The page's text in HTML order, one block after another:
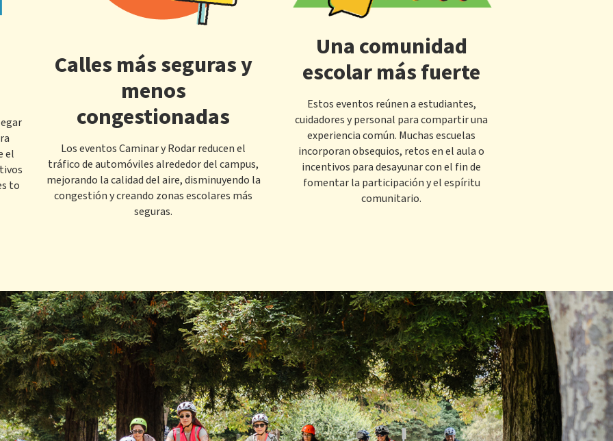
el
to
Calles más seguras y
menos
congestionadas
Los eventos Caminar y Rodar reducen el
tráfico de automóviles alrededor del campus,
mejorando la calidad del aire, disminuyendo la
congestión y creando zonas escolares más
seguras.
Una comunidad
escolar más fuerte
Estos eventos reúnen a estudiantes,
cuidadores y personal para compartir una
experiencia común. Muchas escuelas
incorporan obsequios, retos en el aula o
incentivos para desayunar con el fin de
fomentar la participación y el espíritu
comunitario.